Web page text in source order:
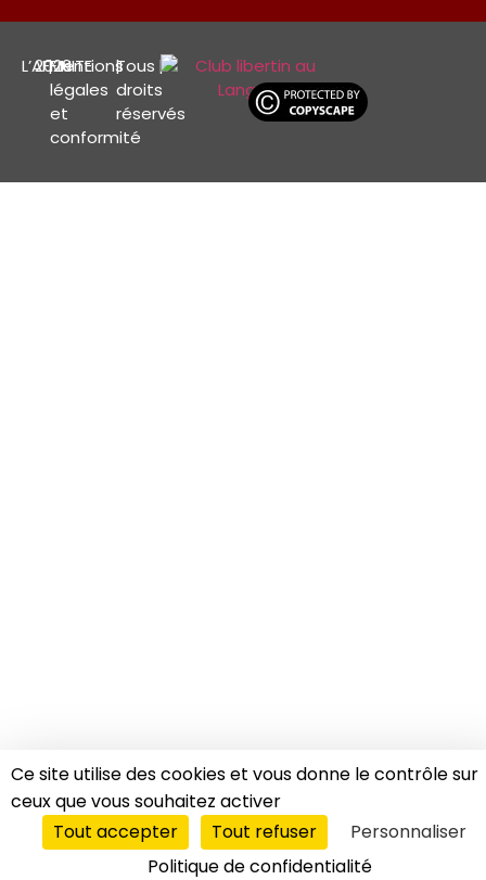
L’AFFINITE
2026
|Mentions
légales
et
conformité
|Tous
droits
réservés
|
Ce site utilise des cookies et vous donne le contrôle sur
ceux que vous souhaitez activer
Tout accepter
Tout refuser
Personnaliser
Politique de confidentialité